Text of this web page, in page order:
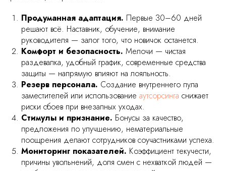
Продуманная адаптация. Первые 30–60 дней
решают всё. Наставник, обучение, внимание
руководителя — залог того, что новичок останется.
Комфорт и безопасность. Мелочи — чистая
раздевалка, удобный график, современные средства
защиты — напрямую влияют на лояльность.
Резерв персонала. Создание внутреннего пула
заместителей или использование аутсорсинга снижает
риски сбоев при внезапных уходах.
Стимулы и признание. Бонусы за качество,
предложения по улучшению, нематериальные
поощрения делают сотрудников соучастниками успеха.
Мониторинг показателей. Коэффициент текучести,
причины увольнений, доля смен с нехваткой людей —